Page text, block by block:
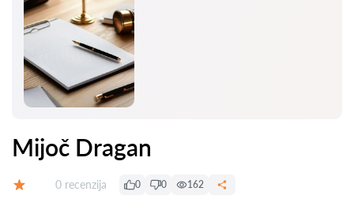
Mijoč Dragan
Recenzija:
0 recenzija 0 0 162